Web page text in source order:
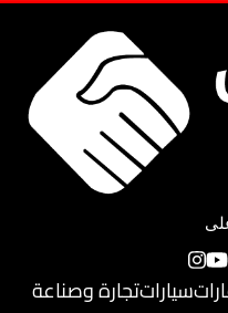
سياراتتجارة وصناعة